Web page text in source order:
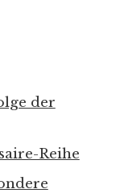
der
Reihe